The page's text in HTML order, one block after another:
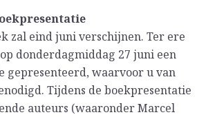
zal eind juni verschijnen. Ter ere
donderdagmiddag 27 juni een
gepresenteerd, waarvoor u van
Tijdens de boekpresentatie
auteurs (waaronder Marcel